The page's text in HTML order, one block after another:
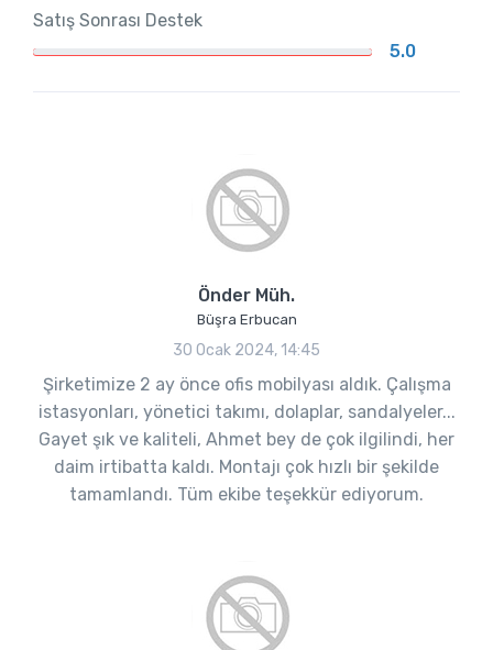
Satış Sonrası Destek
5.0
Önder Müh.
Büşra Erbucan
30 Ocak 2024, 14:45
Şirketimize 2 ay önce ofis mobilyası aldık. Çalışma
istasyonları, yönetici takımı, dolaplar, sandalyeler...
Gayet şık ve kaliteli, Ahmet bey de çok ilgilindi, her
daim irtibatta kaldı. Montajı çok hızlı bir şekilde
tamamlandı. Tüm ekibe teşekkür ediyorum.